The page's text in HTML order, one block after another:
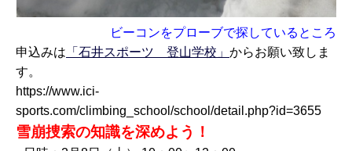
ビーコンをプローブで探しているところ
申込みは 「石井スポーツ 登山学校」 からお願い致しま
す。
https://www.ici-
sports.com/climbing_school/school/detail.php?id=3655
雪崩捜索の知識を深めよう！